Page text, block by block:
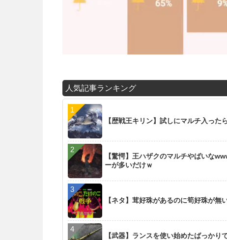
人気記事ランキング
【歴戦王キリン】試しにマルチ入った
【驚愕】王ハザクのマルチやばいな
ーが多いだけｗ
【ネタ】茸好珠があるのに筍好珠が
【武器】ランスを使い始めたばっか